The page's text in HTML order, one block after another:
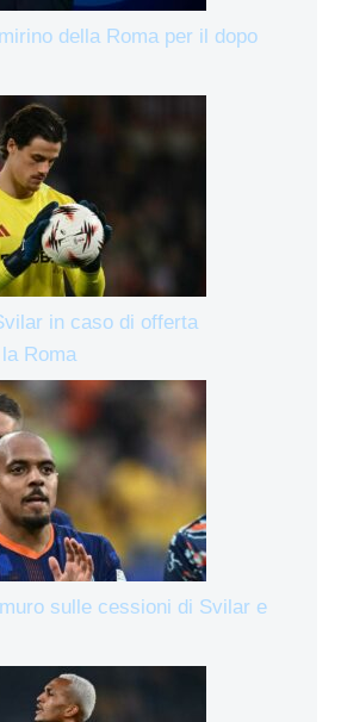
della Roma per il dopo
in caso di offerta
Roma
sulle cessioni di Svilar e